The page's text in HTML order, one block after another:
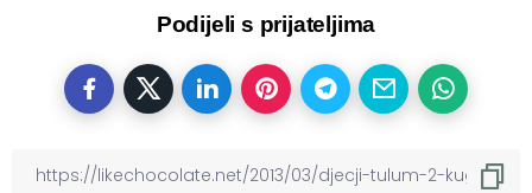
Podijeli s prijateljima